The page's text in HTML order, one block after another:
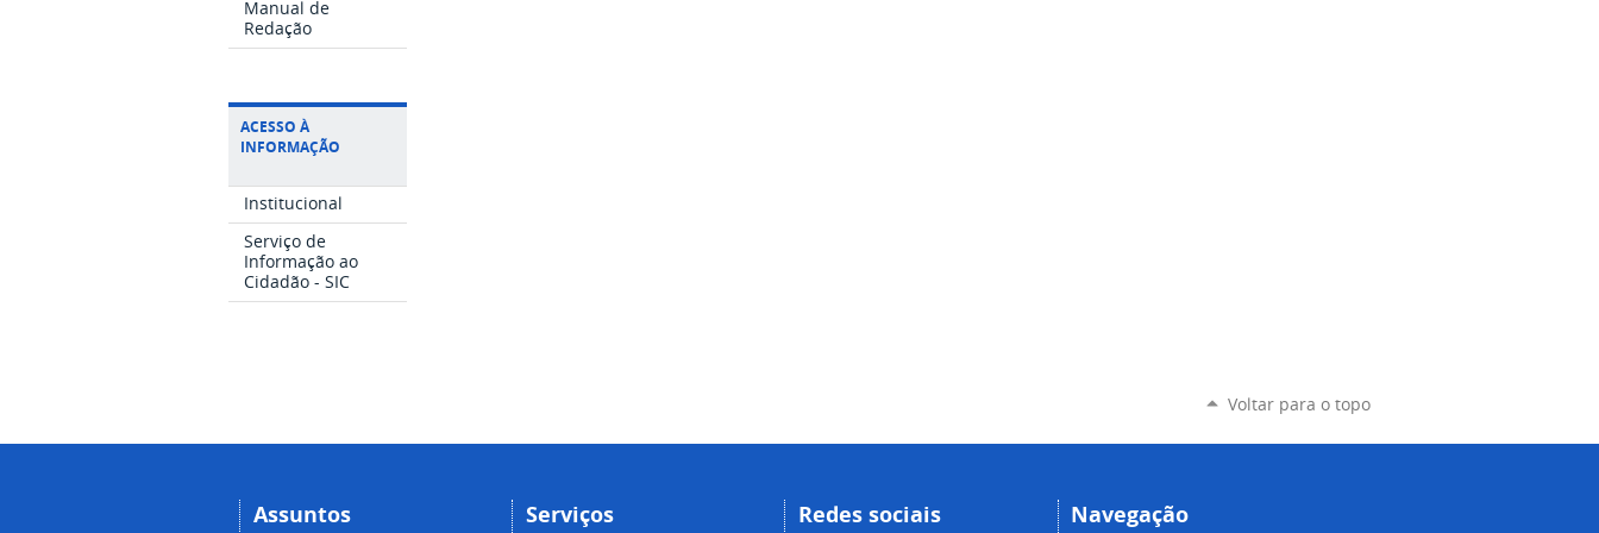
Manual de
Redação
ACESSO À
INFORMAÇÃO
Institucional
Serviço de
Informação ao
Cidadão - SIC
Voltar para o topo
Assuntos Serviços Redes sociais Navegação